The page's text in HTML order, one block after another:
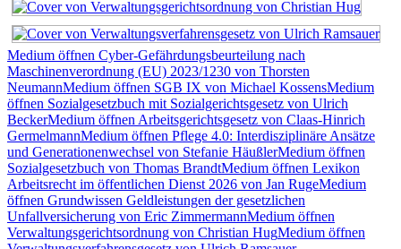
Medium öffnen Cyber-Gefährdungsbeurteilung nach
Maschinenverordnung (EU) 2023/1230 von Thorsten
NeumannMedium öffnen SGB IX von Michael KossensMedium
öffnen Sozialgesetzbuch mit Sozialgerichtsgesetz von Ulrich
BeckerMedium öffnen Arbeitsgerichtsgesetz von Claas-Hinrich
GermelmannMedium öffnen Pflege 4.0: Interdisziplinäre Ansätze
und Generationenwechsel von Stefanie HäußlerMedium öffnen
Sozialgesetzbuch von Thomas BrandtMedium öffnen Lexikon
Arbeitsrecht im öffentlichen Dienst 2026 von Jan RugeMedium
öffnen Grundwissen Geldleistungen der gesetzlichen
Unfallversicherung von Eric ZimmermannMedium öffnen
Verwaltungsgerichtsordnung von Christian HugMedium öffnen